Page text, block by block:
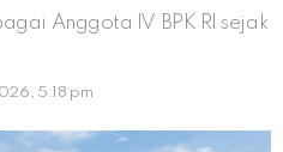
Anggota IV BPK RI sejak
5:18 pm